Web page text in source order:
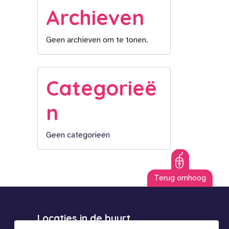
Archieven
Geen archieven om te tonen.
Categorieë
n
Geen categorieën
Terug omhoog
Locaties in de buurt